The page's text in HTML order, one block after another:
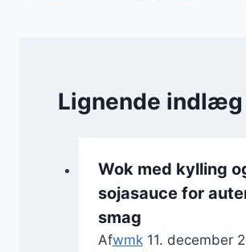
Lignende indlæg
Wok med kylling
sojasauce for
smag
Afwmk 11. december